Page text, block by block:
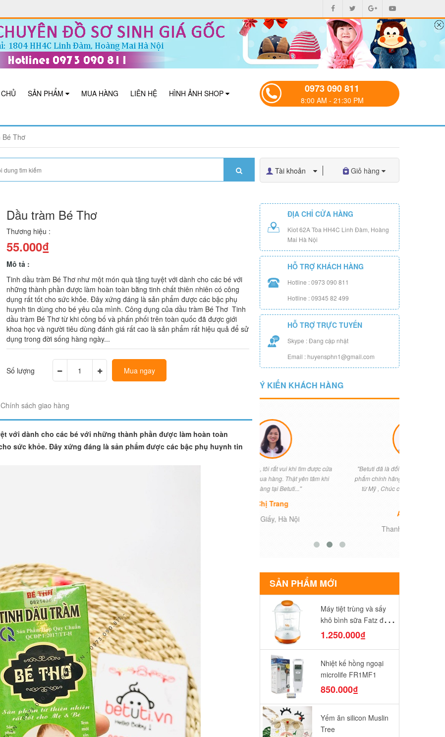
SẢN PHẨM MUA HÀNG LIÊN HỆ HÌNH ẢNH SHOP 0973 090 811
8:00 AM - 21:30 PM
Bé Thơ
Tài khoản Giỏ hàng
Dầu tràm Bé Thơ
Thương hiệu :
55.000₫
Mô tả :
Tinh dầu tràm Bé Thơ như một món quà tặng tuyệt với dành cho các bé với
những thành phần được làm hoàn toàn bằng tinh chất thiên nhiên có công
dụng rất tốt cho sức khỏe. Đây xứng đáng là sản phẩm được các bậc phụ
huynh tin dùng cho bé yêu của mình. Công dụng của dầu tràm Bé Thơ Tinh
dầu tràm Bé Thơ từ khi công bố và phấn phối trên toàn quốc đã được giới
khoa học và người tiêu dùng đánh giá rất cao là sản phẩm rất hiệu quả để sử
dụng trong đời sống hàng ngày...
Số lượng Mua ngay
Chính sách giao hàng
với dành cho các bé với những thành phần được làm hoàn toàn
sức khỏe. Đây xứng đáng là sản phẩm được các bậc phụ huynh tin
ĐỊA CHỈ CỬA HÀNG
Kiot 62A Tòa HH4C Linh Đàm, Hoàng
Mai Hà Nội
HỖ TRỢ KHÁCH HÀNG
Hotline : 0973 090 811
Hotline : 09345 82 499
HỖ TRỢ TRỰC TUYẾN
Skype : Đang cập nhật
Email : huyensphn1@gmail.com
Ý KIẾN KHÁCH HÀNG
"Betuti đã là đối tác hợp tác cung cấp sản
phẩm chính hãng của chúng tôi nhập khẩu
từ Mỹ , Chúc công ty sẽ ngày một phát
SẢN PHẨM MỚI
Máy tiệt trùng và sấy
khô bình sữa Fatz điện
tử FB4906SL
1.250.000₫
Nhiệt kế hồng ngoại
microlife FR1MF1
850.000₫
Yếm ăn silicon Muslin
Tree